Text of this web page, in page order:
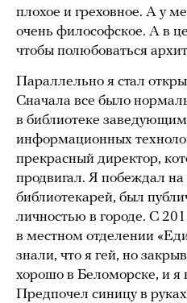
плохое и греховное. А у
очень философское. А в
чтобы полюбоваться
Параллельно я стал
Сначала все было
в библиотеке заведующим
информационных
прекрасный директор,
продвигал. Я побеждал на
библиотекарей, был
личностью в городе. С
в местном отделении
знали, что я гей, но
хорошо в Беломорске, и я
Предпочел синицу в